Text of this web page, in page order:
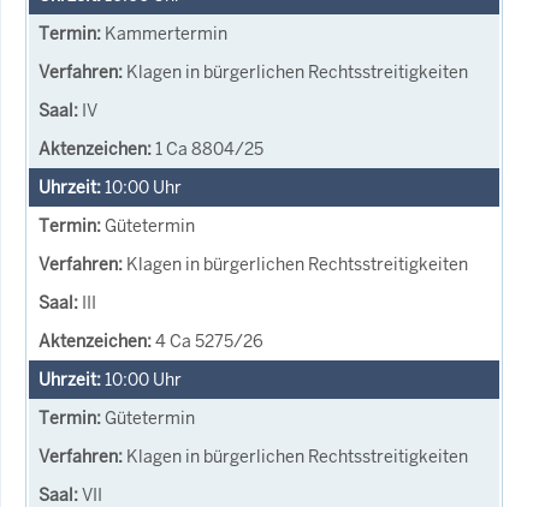
Kammertermin
Klagen in bürgerlichen Rechtsstreitigkeiten
IV
1 Ca 8804/25
10:00 Uhr
Gütetermin
Klagen in bürgerlichen Rechtsstreitigkeiten
III
4 Ca 5275/26
10:00 Uhr
Gütetermin
Klagen in bürgerlichen Rechtsstreitigkeiten
VII